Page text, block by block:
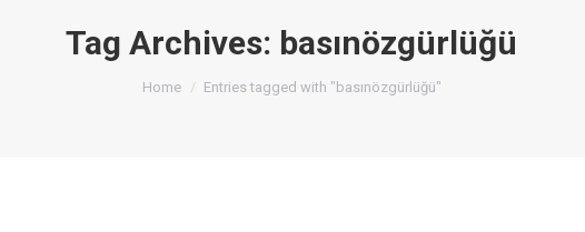
Tag Archives: basınözgürlüğü
You are here:
Home Entries tagged with "basınözgürlüğü"